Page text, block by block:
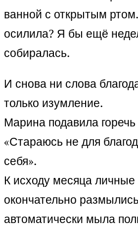
ванной с открытым
осилила? Я бы ещё
собиралась.
И снова ни слова
только изумление.
Марина подавила горечь
«Стараюсь не для
себя».
К исходу месяца личные
окончательно
автоматически мыла